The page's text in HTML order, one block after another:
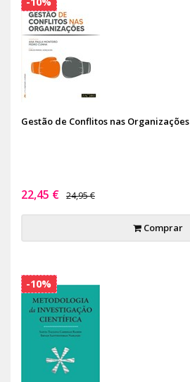
Gestão de Conflitos nas Organizações
22,45 € 24,95 €
Comprar
-10%